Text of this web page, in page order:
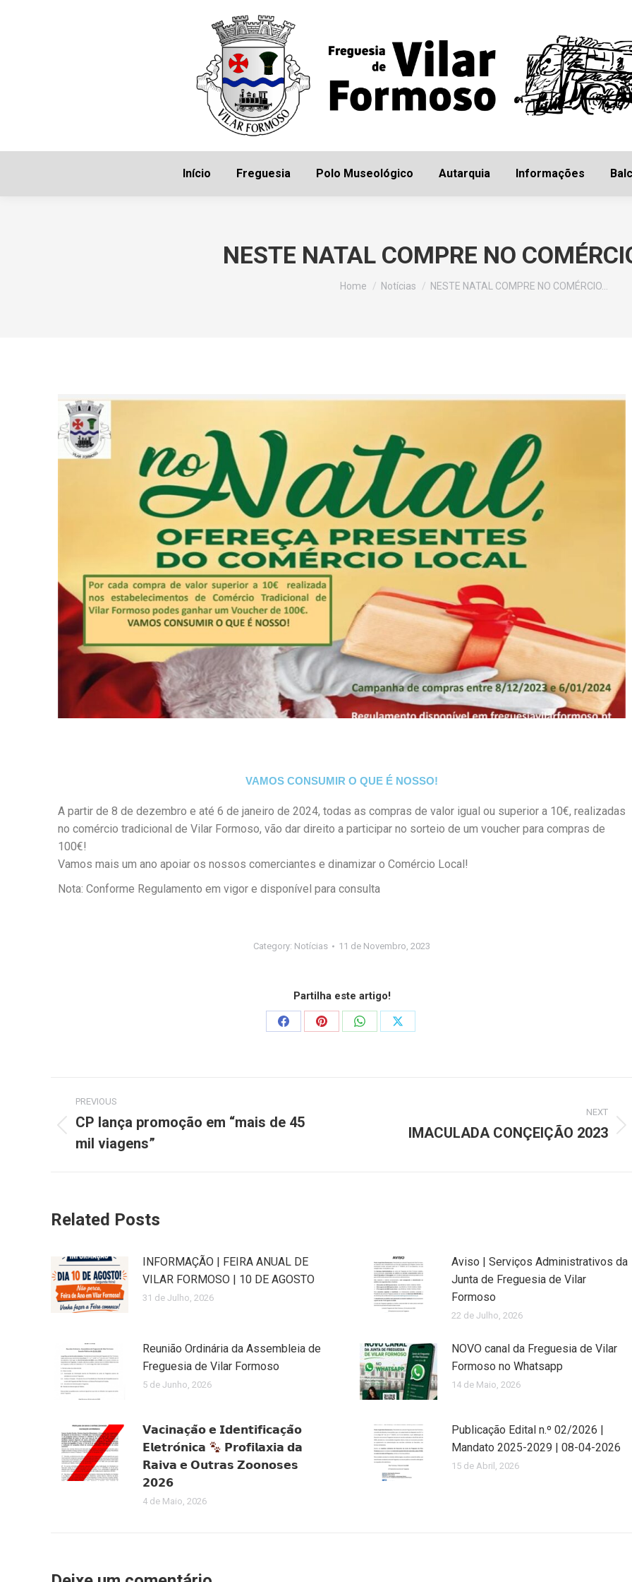
Início Freguesia Polo Museológico Autarquia Informações
NESTE NATAL COMPRE NO
You are here:
Home Notícias NESTE NATAL COMPRE NO COMÉRCIO…
VAMOS CONSUMIR O QUE É NOSSO!
A partir de 8 de dezembro e até 6 de janeiro de 2024, todas as compras de valor igual ou superior a 10€, realizadas
no comércio tradicional de Vilar Formoso, vão dar direito a participar no sorteio de um voucher para compras de
100€!
Vamos mais um ano apoiar os nossos comerciantes e dinamizar o Comércio Local!
Nota: Conforme Regulamento em vigor e disponível para consulta
Category: Notícias 11 de Novembro, 2023
Partilha este artigo!
PREVIOUS
CP lança promoção em “mais de 45
mil viagens”
NEXT
IMACULADA CONÇEIÇÃO 2023
Related Posts
INFORMAÇÃO | FEIRA ANUAL DE
VILAR FORMOSO | 10 DE AGOSTO
31 de Julho, 2026
Aviso | Serviços Administrativos da
Junta de Freguesia de Vilar
Formoso
22 de Julho, 2026
Reunião Ordinária da Assembleia de
Freguesia de Vilar Formoso
5 de Junho, 2026
NOVO canal da Freguesia de Vilar
Formoso no Whatsapp
14 de Maio, 2026
𝗩𝗮𝗰𝗶𝗻𝗮𝗰̧𝗮̃𝗼 𝗲 𝗜𝗱𝗲𝗻𝘁𝗶𝗳𝗶𝗰𝗮𝗰̧𝗮̃𝗼
𝗘𝗹𝗲𝘁𝗿𝗼́𝗻𝗶𝗰𝗮
𝗣𝗿𝗼𝗳𝗶𝗹𝗮𝘅𝗶𝗮 𝗱𝗮
𝗥𝗮𝗶𝘃𝗮 𝗲 𝗢𝘂𝘁𝗿𝗮𝘀 𝗭𝗼𝗼𝗻𝗼𝘀𝗲𝘀
𝟮𝟬𝟮𝟲
4 de Maio, 2026
Publicação Edital n.º 02/2026 |
Mandato 2025-2029 | 08-04-2026
15 de Abril, 2026